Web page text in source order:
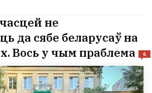
не
да сябе беларусаў на
Вось у чым праблема
6